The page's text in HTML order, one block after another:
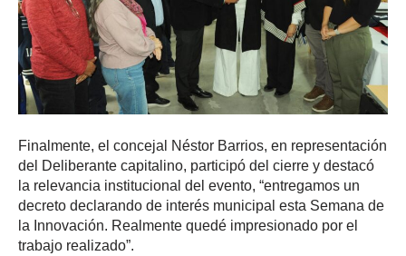
Finalmente, el concejal Néstor Barrios, en representación
del Deliberante capitalino, participó del cierre y destacó
la relevancia institucional del evento, “entregamos un
decreto declarando de interés municipal esta Semana de
la Innovación. Realmente quedé impresionado por el
trabajo realizado”.